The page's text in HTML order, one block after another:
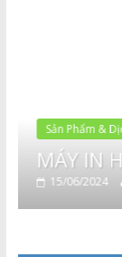
Sản Phẩm &
MÁY IN
15/06/2024